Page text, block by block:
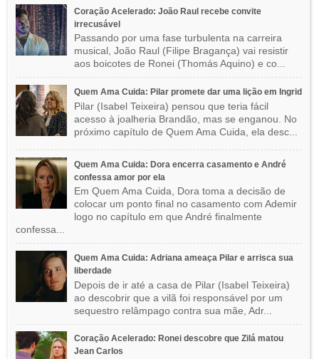
Coração Acelerado: João Raul recebe convite
irrecusável
Passando por uma fase turbulenta na carreira
musical, João Raul (Filipe Bragança) vai resistir
aos boicotes de Ronei (Thomás Aquino) e co...
Quem Ama Cuida: Pilar promete dar uma lição em Ingrid
Pilar (Isabel Teixeira) pensou que teria fácil
acesso à joalheria Brandão, mas se enganou. No
próximo capítulo de Quem Ama Cuida, ela desc...
Quem Ama Cuida: Dora encerra casamento e André
confessa amor por ela
Em Quem Ama Cuida, Dora toma a decisão de
colocar um ponto final no casamento com Ademir
logo no capítulo em que André finalmente
confessa...
Quem Ama Cuida: Adriana ameaça Pilar e arrisca sua
liberdade
Depois de ir até a casa de Pilar (Isabel Teixeira)
ao descobrir que a vilã foi responsável por um
sequestro relâmpago contra sua mãe, Adr...
Coração Acelerado: Ronei descobre que Zilá matou
Jean Carlos